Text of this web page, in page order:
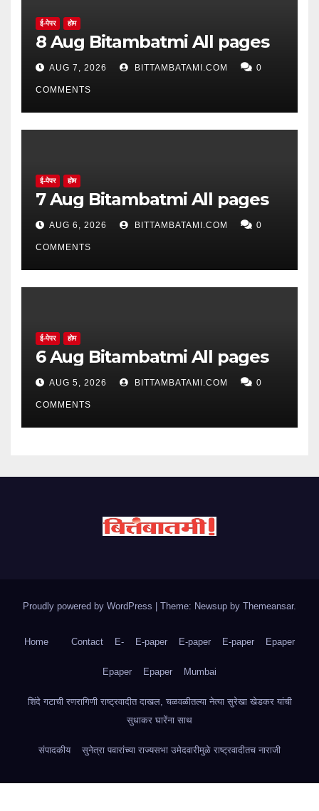
ई-पेपर होम
8 Aug Bitambatmi All pages
AUG 7, 2026 BITTAMBATAMI.COM 0
COMMENTS
ई-पेपर होम
7 Aug Bitambatmi All pages
AUG 6, 2026 BITTAMBATAMI.COM 0
COMMENTS
ई-पेपर होम
6 Aug Bitambatmi All pages
AUG 5, 2026 BITTAMBATAMI.COM 0
COMMENTS
Proudly powered by WordPress | Theme: Newsup by Themeansar.
Home Contact E- E-paper E-paper E-paper Epaper
Epaper Epaper Mumbai
शिंदे गटाची रणरागिणी राष्ट्रवादीत दाखल, चळवळीतल्या नेत्या सुरेखा खेडकर यांची
सुधाकर घारेंना साथ
संपादकीय सुनेत्रा पवारांच्या राज्यसभा उमेदवारीमुळे राष्ट्रवादीतच नाराजी